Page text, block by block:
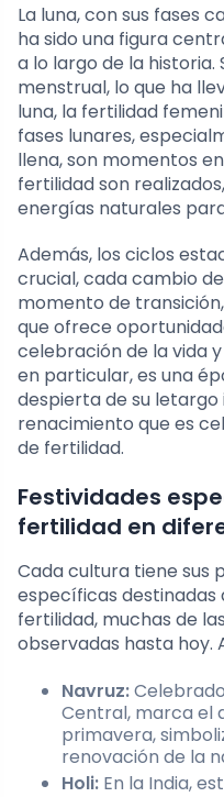
La luna, con sus fases
ha sido una figura
a lo largo de la historia.
menstrual, lo que ha
luna, la fertilidad
fases lunares,
llena, son momentos
fertilidad son
energías naturales
Además, los ciclos
crucial, cada cambio
momento de
que ofrece
celebración de la vida
en particular, es una
despierta de su letargo
renacimiento que es
de fertilidad.
Festividades
fertilidad en
Cada cultura tiene sus
específicas
fertilidad, muchas de
observadas hasta hoy.
Navruz:
Central, marca el
primavera,
renovación de la
Holi: En la India,